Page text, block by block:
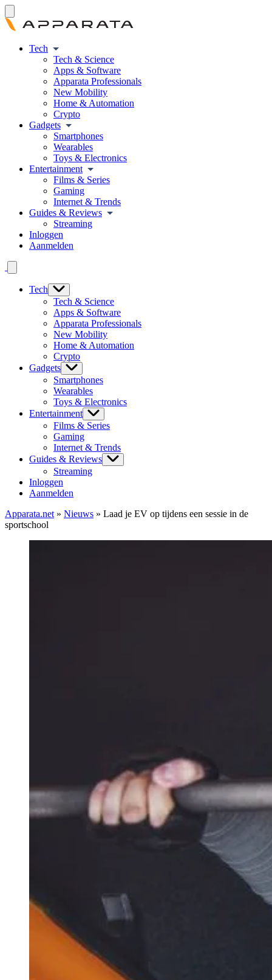
Tech
Tech & Science
Apps & Software
Apparata Professionals
New Mobility
Home & Automation
Crypto
Gadgets
Smartphones
Wearables
Toys & Electronics
Entertainment
Films & Series
Gaming
Internet & Trends
Guides & Reviews
Streaming
Inloggen
Aanmelden
Tech
Tech & Science
Apps & Software
Apparata Professionals
New Mobility
Home & Automation
Crypto
Gadgets
Smartphones
Wearables
Toys & Electronics
Entertainment
Films & Series
Gaming
Internet & Trends
Guides & Reviews
Streaming
Inloggen
Aanmelden
Apparata.net » Nieuws » Laad je EV op tijdens een sessie in de
sportschool